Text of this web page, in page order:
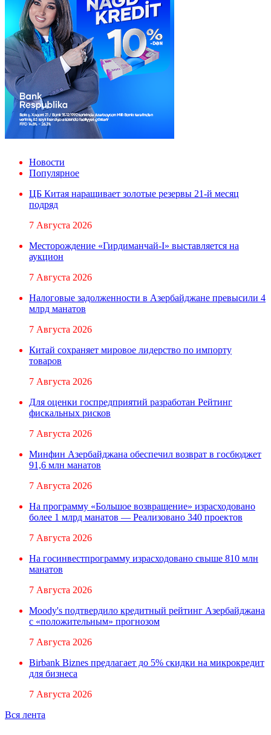
Новости
Популярное
ЦБ Китая наращивает золотые резервы 21-й месяц
подряд
7 Августа 2026
Месторождение «Гирдиманчай-I» выставляется на
аукцион
7 Августа 2026
Налоговые задолженности в Азербайджане превысили 4
млрд манатов
7 Августа 2026
Китай сохраняет мировое лидерство по импорту
товаров
7 Августа 2026
Для оценки госпредприятий разработан Рейтинг
фискальных рисков
7 Августа 2026
Минфин Азербайджана обеспечил возврат в госбюджет
91,6 млн манатов
7 Августа 2026
На программу «Большое возвращение» израсходовано
более 1 млрд манатов — Реализовано 340 проектов
7 Августа 2026
На госинвестпрограмму израсходовано свыше 810 млн
манатов
7 Августа 2026
Moody's подтвердило кредитный рейтинг Азербайджана
с «положительным» прогнозом
7 Августа 2026
Birbank Biznes предлагает до 5% скидки на микрокредит
для бизнеса
7 Августа 2026
Вся лента